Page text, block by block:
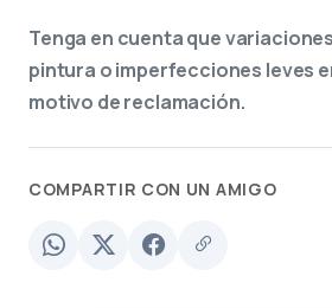
Tenga en cuenta que
pintura o imperfecciones leves
motivo de reclamación.
COMPARTIR CON UN AMIGO